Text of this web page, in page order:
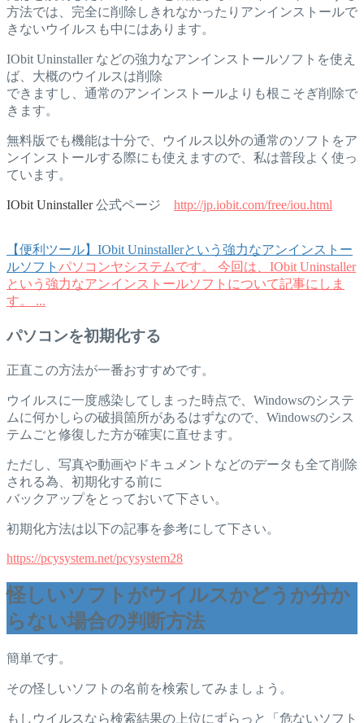
方法では、完全に削除しきれなかったりアンインストールで
きないウイルスも中にはあります。
IObit Uninstaller などの強力なアンインストールソフトを使え
ば、大概のウイルスは削除
できますし、通常のアンインストールよりも根こそぎ削除で
きます。
無料版でも機能は十分で、ウイルス以外の通常のソフトをア
ンインストールする際にも使えますので、私は普段よく使っ
ています。
IObit Uninstaller公式ページ http://jp.iobit.com/free/iou.html
【便利ツール】IObit Uninstallerという強力なアンインストー
ルソフト パソコンヤシステムです。 今回は、IObit Uninstaller
という強力なアンインストールソフトについて記事にしま
す。 ...
パソコンを初期化する
正直この方法が一番おすすめです。
ウイルスに一度感染してしまった時点で、Windowsのシステ
ムに何かしらの破損箇所があるはずなので、Windowsのシス
テムごと修復した方が確実に直せます。
ただし、写真や動画やドキュメントなどのデータも全て削除
される為、初期化する前に
バックアップをとっておいて下さい。
初期化方法は以下の記事を参考にして下さい。
https://pcysystem.net/pcysystem28
怪しいソフトがウイルスかどうか分か
らない場合の判断方法
簡単です。
その怪しいソフトの名前を検索してみましょう。
もしウイルスなら検索結果の上位にずらっと「危ないソフト